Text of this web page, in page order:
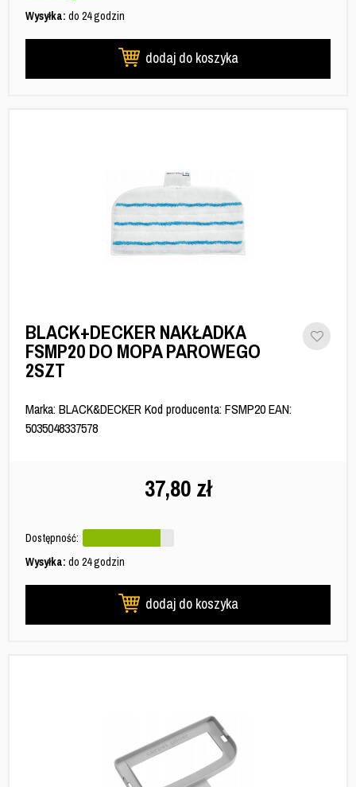
Wysyłka: do 24 godzin
dodaj do koszyka
BLACK+DECKER NAKŁADKA
FSMP20 DO MOPA PAROWEGO
2SZT
Marka: BLACK&DECKER Kod producenta: FSMP20 EAN:
5035048337578
37,80 zł
Dostępność:
Wysyłka: do 24 godzin
dodaj do koszyka